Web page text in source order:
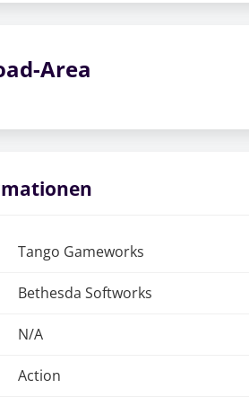
Area
Tango Gameworks
Bethesda Softworks
N/A
Action